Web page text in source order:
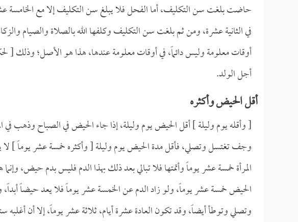
حاضت بلغت سن التكليف، أما الفحل فلا يبلغ سن التكليف إلا مع الخامسة
في الثانية عشرة، ومن ثم بلغت سن التكليف وكلفها الله بالصلاة والصيام
أوقات معلومة وليس دائماً، في أوقات معلومة عندها، هذا هو الأصل؛ وذلك [
أجل الولد.
أقل الحيض وأكثره
[ وأقله يوم وليلة ] أقل الحيض يوم وليلة، إذا جاء الحيض في الصباح وذهب
وجف تغتسل وتصلي، فأقل مدة الحيض يوم وليلة [ وأكثره خمسة عشر يوماً ]
المرأة خمسة عشر يوماً وأتمتها فلا تبالي بعد ذلك بهذا الدم فليس بدم حيض،
الحيض خمسة عشر يوماً، ولو زاد الدم عن الخمسة عشر يوماً فلا يعد حيضاً
وتصلي وتوطأ أيضاً، وقد تكون العادة عشرة أيام، ثلاثة عشر يوماً، إلا أن أغلبه